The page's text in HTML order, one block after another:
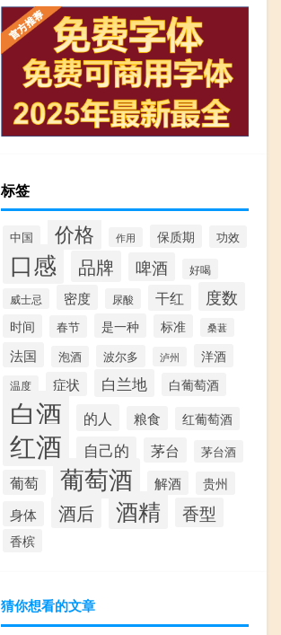
标签
中国 价格 作用 保质期 功效
口感 品牌 啤酒
好喝
威士忌
密度 尿酸 干红 度数
时间 春节 是一种 标准 桑葚
法国 泡酒 波尔多 泸州 洋酒
温度 症状 白兰地 白葡萄酒
白酒 的人 粮食 红葡萄酒
红酒 自己的 茅台 茅台酒
葡萄 葡萄酒 解酒 贵州
身体 酒后 酒精 香型
香槟
猜你想看的文章